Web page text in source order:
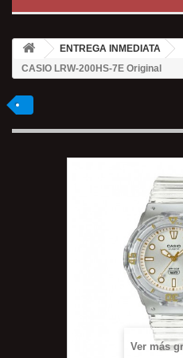
ENTREGA INMEDIATA
CASIO LRW-200HS-7E Original
Ver más